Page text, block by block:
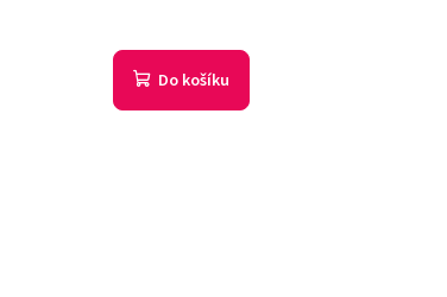
Do košíku